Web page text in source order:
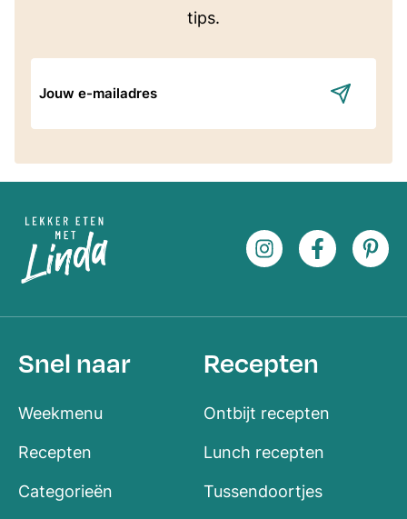
tips.
mailadres
Snel naar
Weekmenu
Recepten
Categorieën
Recepten
Ontbijt recepten
Lunch recepten
Tussendoortjes